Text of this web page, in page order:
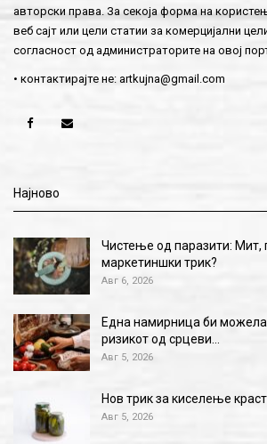
авторски права. За секоја форма на
веб сајт или цели статии за комерцијални
согласност од администраторите на овој
• контактирајте не: artkujna@gmail.com
Најново
Чистење од паразити: Мит,
маркетиншки трик?
Авг 6, 2026
Една намирница би
ризикот од срцеви…
Авг 5, 2026
Нов трик за киселење
Авг 5, 2026